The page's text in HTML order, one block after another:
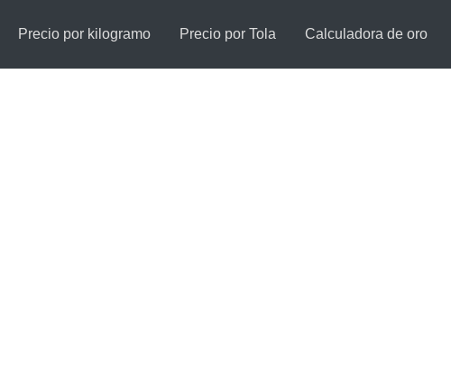
Precio por kilogramo Precio por Tola Calculadora de oro